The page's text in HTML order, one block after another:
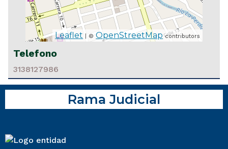
Leaflet | ©OpenStreetMap contributors
Telefono
3138127986
Rama Judicial